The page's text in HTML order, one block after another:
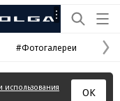
Рекламная
#Фотогалереи
использования
ОК